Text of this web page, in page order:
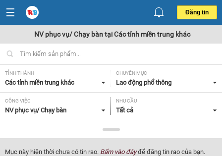
Đăng tin
NV phục vụ/ Chạy bàn tại Các tỉnh miền trung khác
TỈNH THÀNH
Các tỉnh miền trung khác
CHUYÊN MỤC
Lao động phổ thông
CÔNG VIỆC
NV phục vụ/ Chạy bàn
NHU CẦU
Tất cả
Tất cả
Mục này hiện thời chưa có tin rao. Bấm vào đâyđể đăng tin rao của bạn.